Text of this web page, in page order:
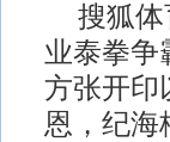
搜狐体
业泰拳争
方张开印
恩，纪海